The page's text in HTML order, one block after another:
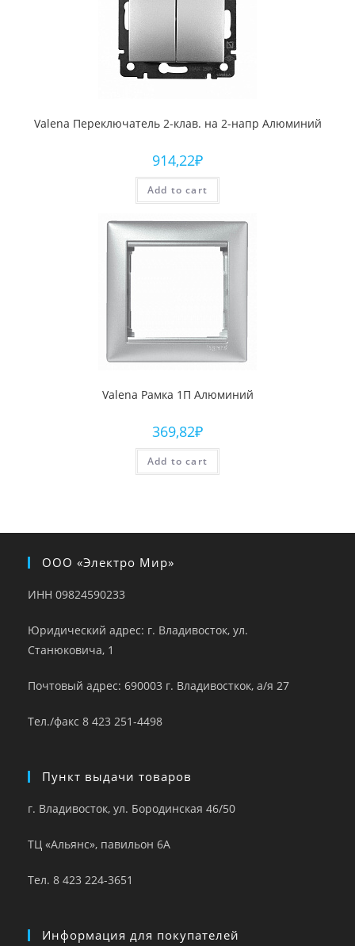
Valena Переключатель 2-клав. на 2-напр Алюминий
914,22₽
Add to cart
Valena Рамка 1П Алюминий
369,82₽
Add to cart
ООО «Электро Мир»
ИНН 09824590233
Юридический адрес: г. Владивосток, ул.
Станюковича, 1
Почтовый адрес: 690003 г. Владивосткок, а/я 27
Тел./факс 8 423 251-4498
Пункт выдачи товаров
г. Владивосток, ул. Бородинская 46/50
ТЦ «Альянс», павильон 6А
Тел. 8 423 224-3651
Информация для покупателей